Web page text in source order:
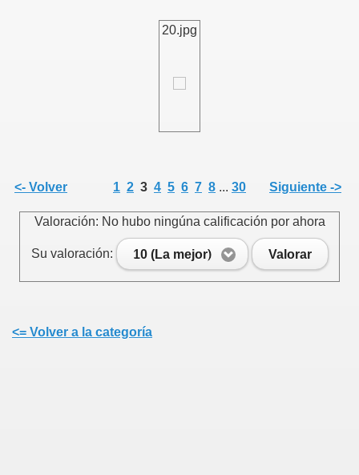
20.jpg
<- Volver 1 2 3 4 5 6 7 8 ... 30 Siguiente ->
Valoración: No hubo ningúna calificación por ahora
Su valoración: 10 (La mejor) Valorar
<= Volver a la categoría